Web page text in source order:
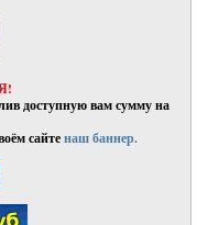
доступную вам сумму на
сайтенаш баннер.